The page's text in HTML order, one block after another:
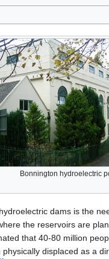
تهجير
السكان
Another
disadvantage of
people living
2008, it was
been